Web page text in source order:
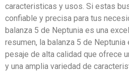
caracteristicas y usos. Si estas
confiable y precisa para tus
balanza 5 de Neptunia es una
resumen, la balanza 5 de Neptunia
pesaje de alta calidad que ofrece
y una amplia variedad de